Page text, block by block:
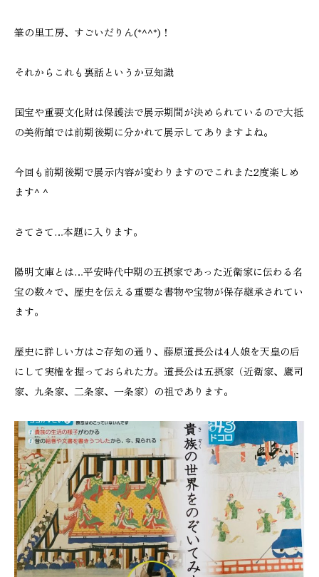
筆の里工房、すごいだりん(*^^*)！
それからこれも裏話というか豆知識
国宝や重要文化財は保護法で展示期間が決められているので大抵
の美術館では前期後期に分かれて展示してありますよね。
今回も前期後期で展示内容が変わりますのでこれまた2度楽しめ
ます^ ^
さてさて…本題に入ります。
陽明文庫とは…平安時代中期の五摂家であった近衛家に伝わる名
宝の数々で、歴史を伝える重要な書物や宝物が保存継承されてい
ます。
歴史に詳しい方はご存知の通り、藤原道長公は4人娘を天皇の后
にして実権を握っておられた方。道長公は五摂家（近衛家、鷹司
家、九条家、二条家、一条家）の祖であります。